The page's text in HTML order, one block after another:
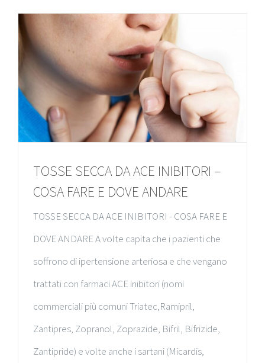
TOSSE SECCA DA ACE INIBITORI –
COSA FARE E DOVE ANDARE
TOSSE SECCA DA ACE INIBITORI - COSA FARE E
DOVE ANDARE A volte capita che i pazienti che
soffrono di ipertensione arteriosa e che vengano
trattati con farmaci ACE inibitori (nomi
commerciali più comuni Triatec,Ramipril,
Zantipres, Zopranol, Zoprazide, Bifril, Bifrizide,
Zantipride) e volte anche i sartani (Micardis,